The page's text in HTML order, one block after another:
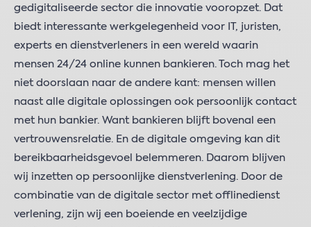
gedigitaliseerde sector die innovatie vooropzet. Dat
biedt interessante werkgelegenheid voor IT, juristen,
experts en dienstverleners in een wereld waarin
mensen 24/24 online kunnen bankieren. Toch mag het
niet doorslaan naar de andere kant: mensen willen
naast alle digitale oplossingen ook persoonlijk contact
met hun bankier. Want bankieren blijft bovenal een
vertrouwensrelatie. En de digitale omgeving kan dit
bereikbaarheidsgevoel belemmeren. Daarom blijven
wij inzetten op persoonlijke dienstverlening. Door de
combinatie van de digitale sector met offlinedienst
verlening, zijn wij een boeiende en veelzijdige